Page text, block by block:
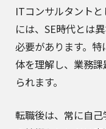
ITコンサルタント
には、SE時代とは
必要があります。
体を理解し、業務
られます。
転職後は、常に自